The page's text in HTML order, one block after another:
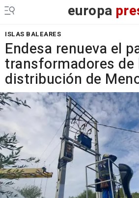
europa
ISLAS BALEARES
Endesa renueva el
transformadores de
distribución de